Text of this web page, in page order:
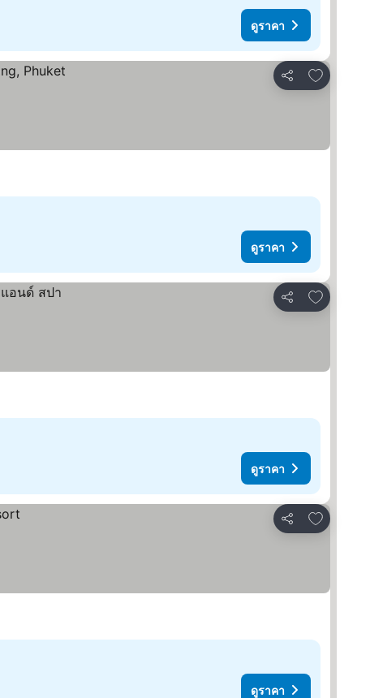
ดูราคา
แชร์
เพิ่มในราย
ดูราคา
แชร์
เพิ่มในราย
ดูราคา
แชร์
เพิ่มในราย
ดูราคา